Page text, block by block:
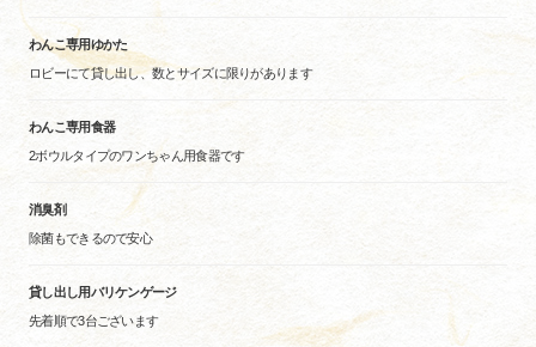
わんこ専用ゆかた
ロビーにて貸し出し、数とサイズに限りがあります
わんこ専用食器
2ボウルタイプのワンちゃん用食器です
消臭剤
除菌もできるので安心
貸し出し用バリケンゲージ
先着順で3台ございます